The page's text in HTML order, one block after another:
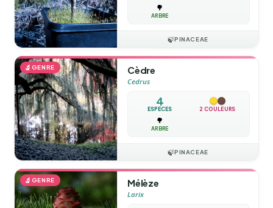
🌳
ARBRE
🍃PINACEAE
🔬 GENRE Cèdre
Cedrus
4
ESPÈCES 2 COULEURS
🌳
ARBRE
🍃PINACEAE
🔬 GENRE Mélèze
Larix